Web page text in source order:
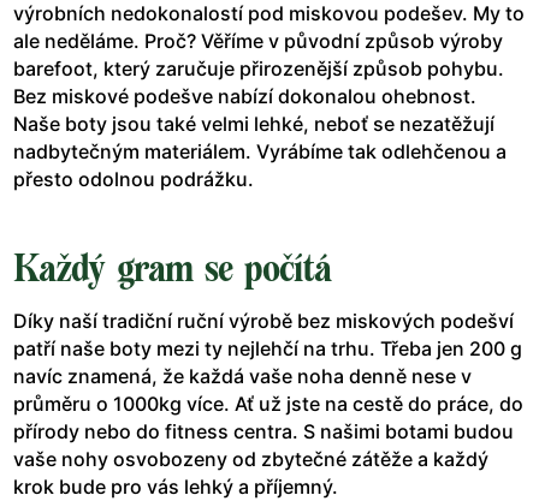
výrobních nedokonalostí pod miskovou podešev. My to
ale neděláme. Proč? Věříme v původní způsob výroby
barefoot, který zaručuje přirozenější způsob pohybu.
Bez miskové podešve nabízí dokonalou ohebnost.
Naše boty jsou také velmi lehké, neboť se nezatěžují
nadbytečným materiálem. Vyrábíme tak odlehčenou a
přesto odolnou podrážku.
Každý gram se počítá
Díky naší tradiční ruční výrobě bez miskových podešví
patří naše boty mezi ty nejlehčí na trhu. Třeba jen 200 g
navíc znamená, že každá vaše noha denně nese v
průměru o 1000kg více. Ať už jste na cestě do práce, do
přírody nebo do fitness centra. S našimi botami budou
vaše nohy osvobozeny od zbytečné zátěže a každý
krok bude pro vás lehký a příjemný.